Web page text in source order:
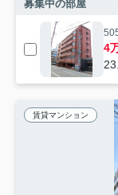
募集中の部屋
4
賃貸マンション